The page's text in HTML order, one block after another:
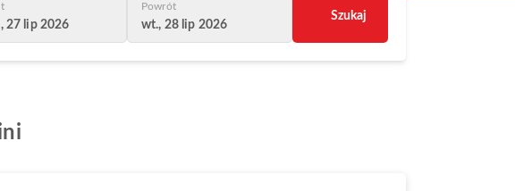
27 lip 2026
Powrót
wt., 28 lip 2026
Szukaj